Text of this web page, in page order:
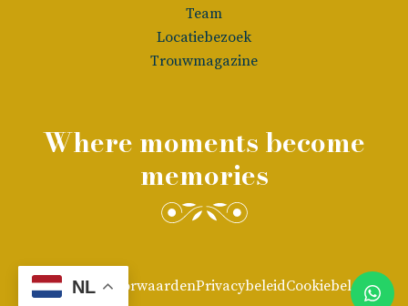
Team
Locatiebezoek
Trouwmagazine
Where moments become
memories
Algemene voorwaardenPrivacybeleidCookiebeleid
NL